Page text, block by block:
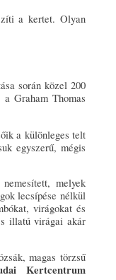
a kertet. Olyan
során közel 200
Graham Thomas
a különleges telt
egyszerű, mégis
melyek
lecsípése nélkül
virágokat és
illatú virágai akár
magas törzsű
Kertcentrum